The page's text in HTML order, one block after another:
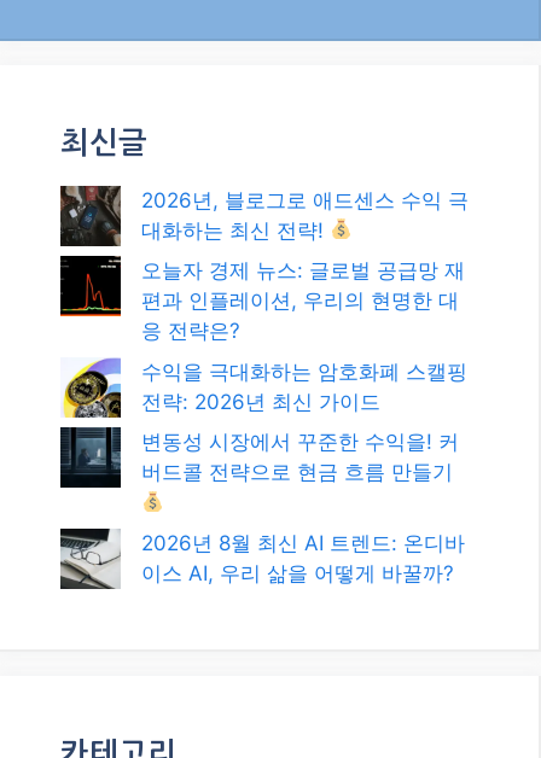
최신글
2026년, 블로그로 애드센스 수익 극
대화하는 최신 전략!
오늘자 경제 뉴스: 글로벌 공급망 재
편과 인플레이션, 우리의 현명한 대
응 전략은?
수익을 극대화하는 암호화폐 스캘핑
전략: 2026년 최신 가이드
변동성 시장에서 꾸준한 수익을! 커
버드콜 전략으로 현금 흐름 만들기
2026년 8월 최신 AI 트렌드: 온디바
이스 AI, 우리 삶을 어떻게 바꿀까?